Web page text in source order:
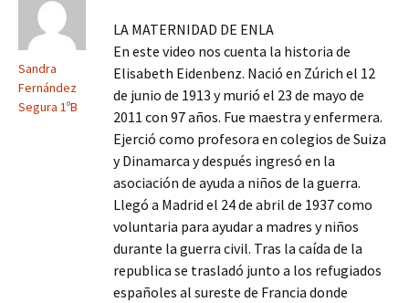
Sandra
Fernández
Segura 1ºB
LA MATERNIDAD DE ENLA
En este video nos cuenta la historia de
Elisabeth Eidenbenz. Nació en Zúrich el 12
de junio de 1913 y murió el 23 de mayo de
2011 con 97 años. Fue maestra y enfermera.
Ejerció como profesora en colegios de Suiza
y Dinamarca y después ingresó en la
asociación de ayuda a niños de la guerra.
Llegó a Madrid el 24 de abril de 1937 como
voluntaria para ayudar a madres y niños
durante la guerra civil. Tras la caída de la
republica se trasladó junto a los refugiados
españoles al sureste de Francia donde